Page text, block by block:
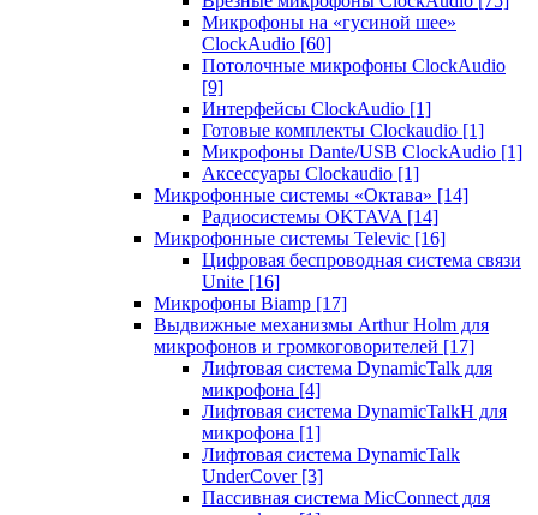
Микрофоны на «гусиной шее»
ClockAudio [60]
Потолочные микрофоны ClockAudio
[9]
Интерфейсы ClockAudio [1]
Готовые комплекты Clockaudio [1]
Микрофоны Dante/USB ClockAudio [1]
Аксессуары Clockaudio [1]
Микрофонные системы «Октава» [14]
Радиосистемы OKTAVA [14]
Микрофонные системы Televic [16]
Цифровая беспроводная система связи
Unite [16]
Микрофоны Biamp [17]
Выдвижные механизмы Arthur Holm для
микрофонов и громкоговорителей [17]
Лифтовая система DynamicTalk для
микрофона [4]
Лифтовая система DynamicTalkH для
микрофона [1]
Лифтовая система DynamicTalk
UnderCover [3]
Пассивная система MicConnect для